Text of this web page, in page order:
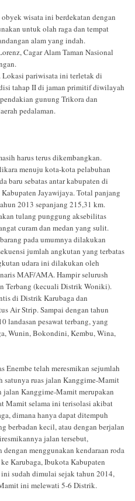
wisata ini berdekatan dengan
untuk olah raga dan tempat
alam yang indah.
Cagar Alam Taman Nasional
pariwisata ini terletak di
tahap II di jaman primitif diwilayah
gunung Trikora dan
pedalaman.
harus terus dikembangkan.
menuju kota-kota pelabuhan
baru sebatas antar kabupaten di
Jayawijaya. Total panjang
2013 sepanjang 215,31 km.
tulang punggung aksebilitas
curam dan medan yang sulit.
pada umumnya dilakukan
jumlah angkutan yang terbatas
udara ini dilakukan oleh
MAF/AMA. Hampir selurush
Terbang (kecuali Distrik Woniki).
di Distrik Karubaga dan
Air Strip. Sampai dengan tahun
landasan pesawat terbang, yang
Wunin, Bokondini, Kembu, Wina,
Enembe telah meresmikan sejumlah
ruas jalan Kanggime-Mamit
jalan Kanggime-Mamit merupakan
Mamit selama ini terisolasi akibat
dimana hanya dapat ditempuh
berbadan kecil, atau dengan berjalan
jalan tersebut,
menggunakan kendaraan roda
Karubaga, Ibukota Kabupaten
sudah dimulai sejak tahun 2014,
ini melewati 5-6 Distrik.